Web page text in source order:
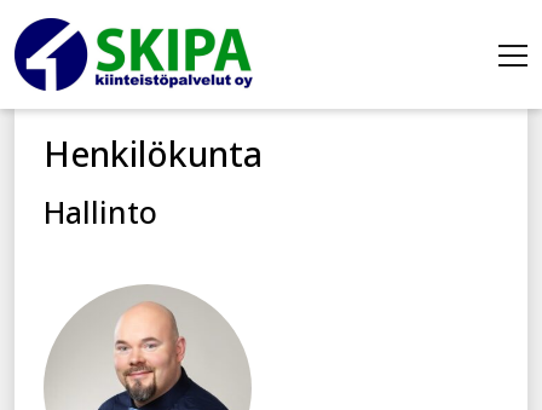
Henkilökunta
Hallinto